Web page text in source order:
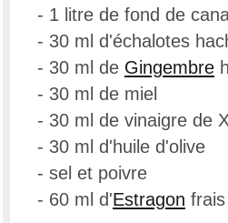
- 1 litre de fond de
- 30 ml d'échalotes
- 30 ml de Gingembre
- 30 ml de miel
- 30 ml de vinaigre de
- 30 ml d'huile d'olive
- sel et poivre
- 60 ml d'Estragon